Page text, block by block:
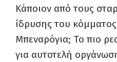
Κάποιον από τους
ίδρυσης του
Μπεναρόγια; Το πιο
για αυτοτελή